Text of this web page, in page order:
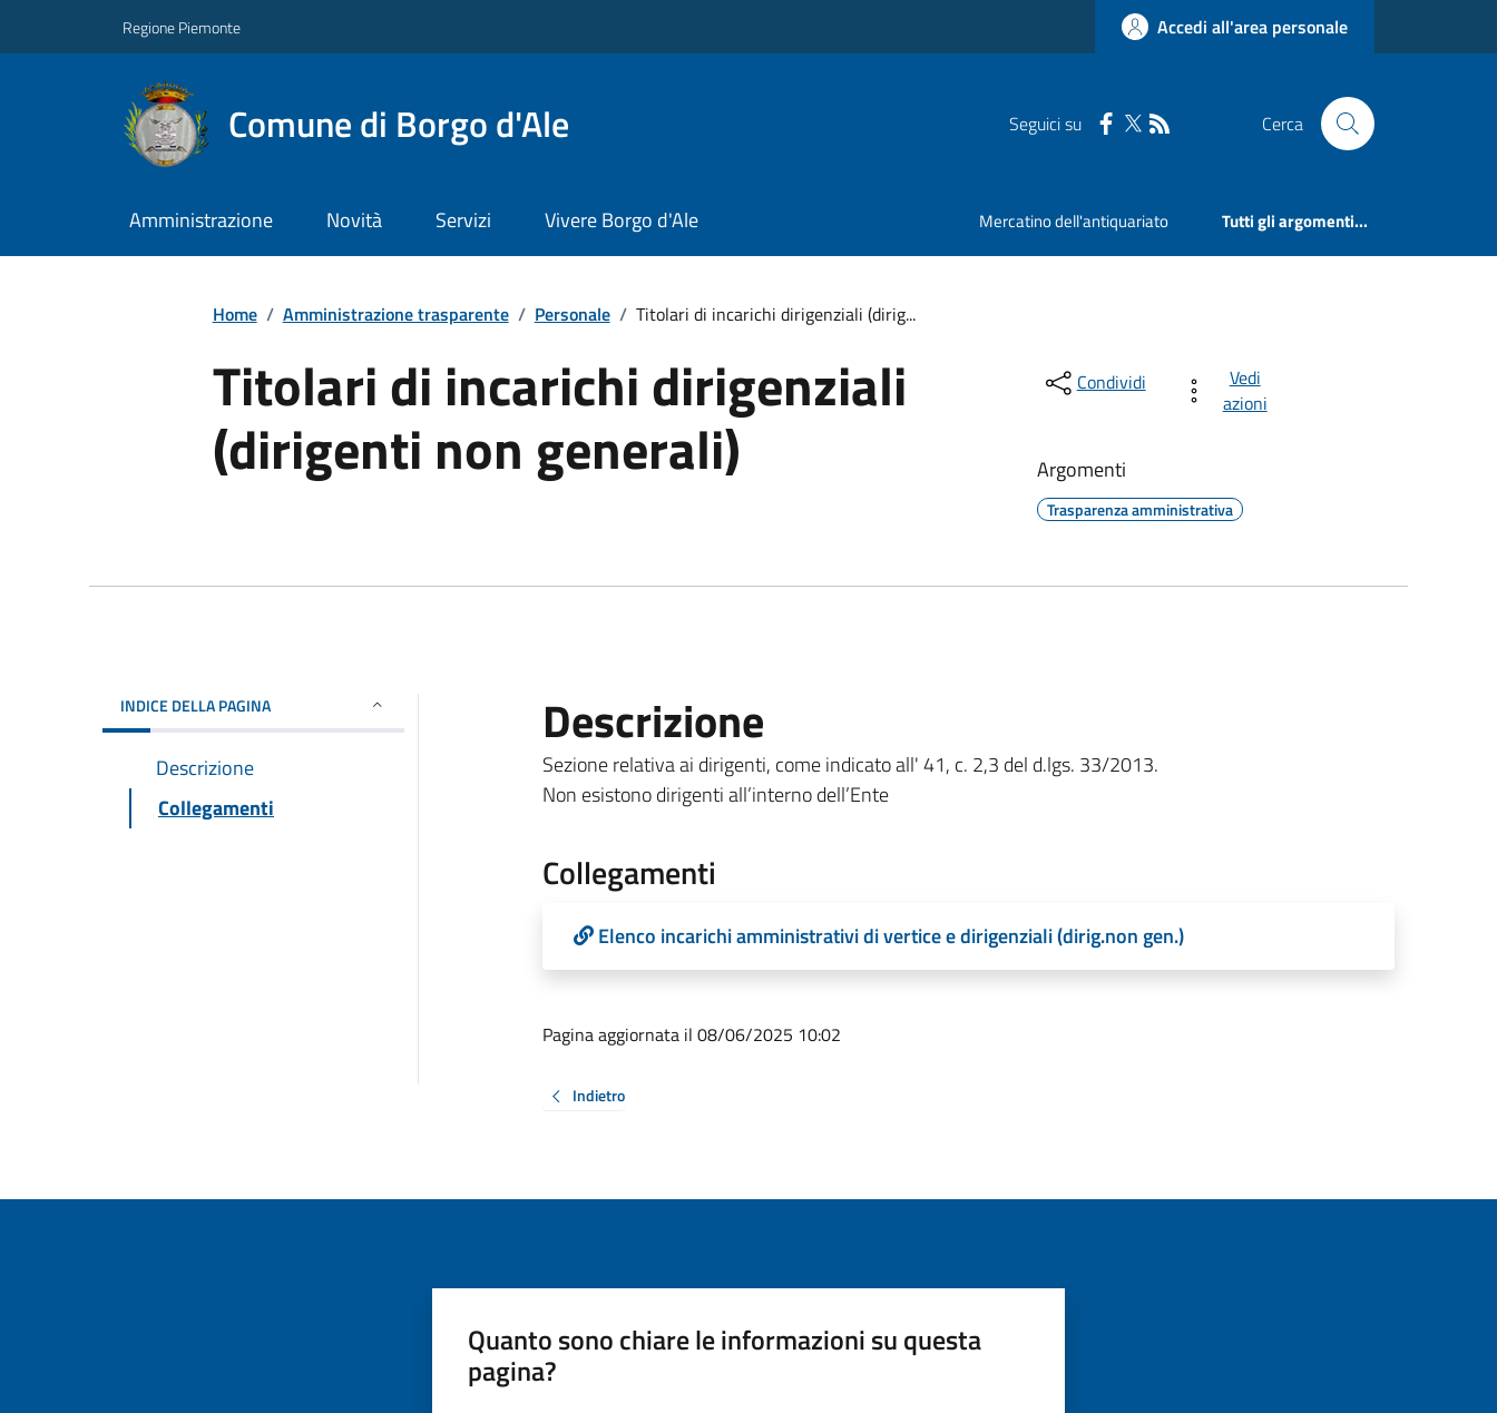
Regione Piemonte Accedi all'area personale
Comune di Borgo d'Ale Seguici su Cerca
Amministrazione Novità Servizi Vivere Borgo d'Ale Mercatino dell'antiquariato Tutti gli argomenti...
Home / Amministrazione trasparente / Personale / Titolari di incarichi dirigenziali (dirig...
Titolari di incarichi dirigenziali
(dirigenti non generali)
Condividi
Vedi
azioni
Argomenti
Trasparenza amministrativa
INDICE DELLA PAGINA
Descrizione
Collegamenti
Descrizione
Sezione relativa ai dirigenti, come indicato all' 41, c. 2,3 del d.lgs. 33/2013.
Non esistono dirigenti all’interno dell’Ente
Collegamenti
Elenco incarichi amministrativi di vertice e dirigenziali (dirig.non gen.)
Pagina aggiornata il 08/06/2025 10:02
Indietro
Quanto sono chiare le informazioni su questa
pagina?